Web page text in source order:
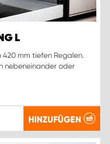
L
420 mm tiefen Regalen.
nebeneinander oder
HINZUFÜGEN